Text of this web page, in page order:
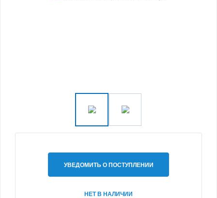
УВЕДОМИТЬ О ПОСТУПЛЕНИИ
НЕТ В НАЛИЧИИ